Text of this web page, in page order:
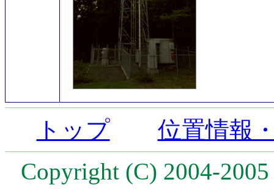
トップ
位置情報
Copyright (C) 2004-